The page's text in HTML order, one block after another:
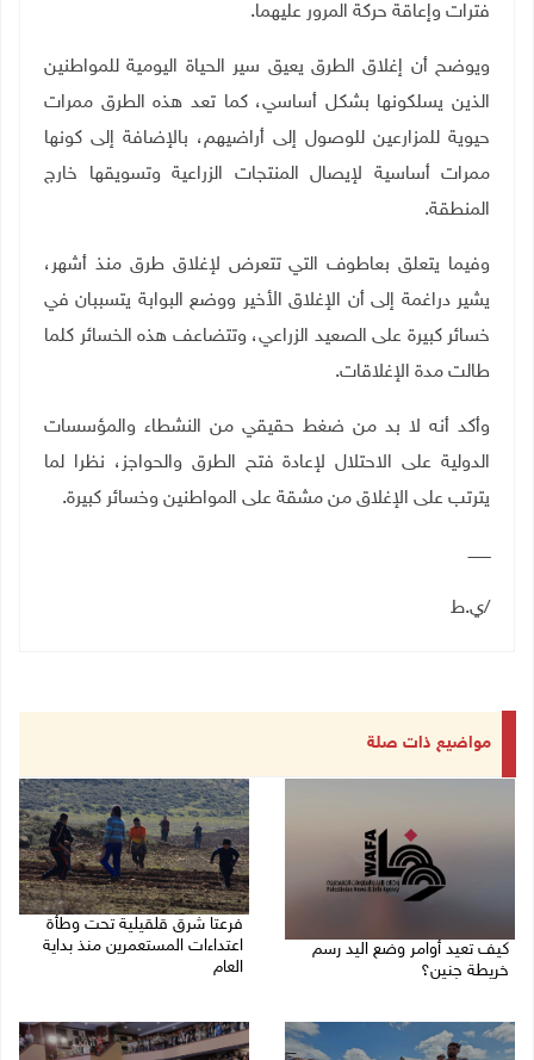
فترات وإعاقة حركة المرور عليهما.
ويوضح أن إغلاق الطرق يعيق سير الحياة اليومية للمواطنين
الذين يسلكونها بشكل أساسي، كما تعد هذه الطرق ممرات
حيوية للمزارعين للوصول إلى أراضيهم، بالإضافة إلى كونها
ممرات أساسية لإيصال المنتجات الزراعية وتسويقها خارج
المنطقة.
وفيما يتعلق بعاطوف التي تتعرض لإغلاق طرق منذ أشهر،
يشير دراغمة إلى أن الإغلاق الأخير ووضع البوابة يتسببان في
خسائر كبيرة على الصعيد الزراعي، وتتضاعف هذه الخسائر كلما
طالت مدة الإغلاقات.
وأكد أنه لا بد من ضغط حقيقي من النشطاء والمؤسسات
الدولية على الاحتلال لإعادة فتح الطرق والحواجز، نظرا لما
يترتب على الإغلاق من مشقة على المواطنين وخسائر كبيرة.
ـــــــــ
/ي.ط
مواضيع ذات صلة
كيف تعيد أوامر وضع اليد رسم
خريطة جنين؟
فرعتا شرق قلقيلية تحت وطأة
اعتداءات المستعمرين منذ بداية
العام